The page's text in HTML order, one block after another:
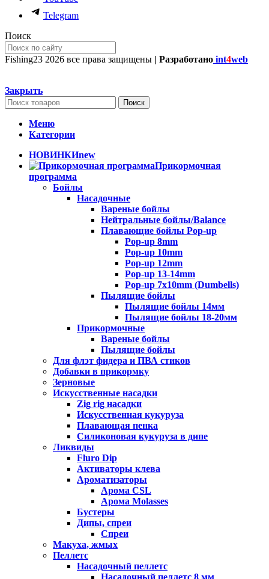
Telegram
Поиск
Fishing23 2026 все права защищены | Разработано int4web
Закрыть
Поиск
Меню
Категории
НОВИНКИnew
Прикормочная
программа
Бойлы
Насадочные
Вареные бойлы
Нейтральные бойлы/Balance
Плавающие бойлы Pop-up
Pop-up 8mm
Pop-up 10mm
Pop-up 12mm
Pop-up 13-14mm
Pop-up 7x10mm (Dumbells)
Пылящие бойлы
Пылящие бойлы 14мм
Пылящие бойлы 18-20мм
Прикормочные
Вареные бойлы
Пылящие бойлы
Для флэт фидера и ПВА стиков
Добавки в прикормку
Зерновые
Искусственные насадки
Zig rig насадки
Искусственная кукуруза
Плавающая пенка
Силиконовая кукуруза в дипе
Ликвиды
Fluro Dip
Активаторы клева
Ароматизаторы
Арома CSL
Арома Molasses
Бустеры
Дипы, спреи
Спреи
Макуха, жмых
Пеллетс
Насадочный пеллетс
Насадочный пеллетс 8 мм